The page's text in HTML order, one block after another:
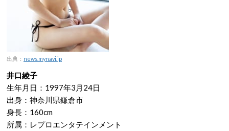
出典： news.mynavi.jp
井口綾子
生年月日：1997年3月24日
出身：神奈川県鎌倉市
身長：160cm
所属：レプロエンタテインメント